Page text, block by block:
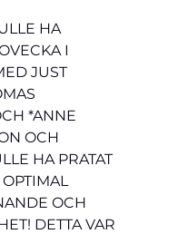
HA
I
JUST
*ANNE
OCH
HA PRATAT
OCH
DETTA VAR